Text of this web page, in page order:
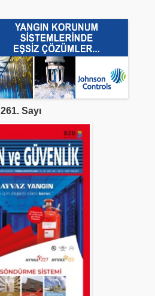
261. Sayı